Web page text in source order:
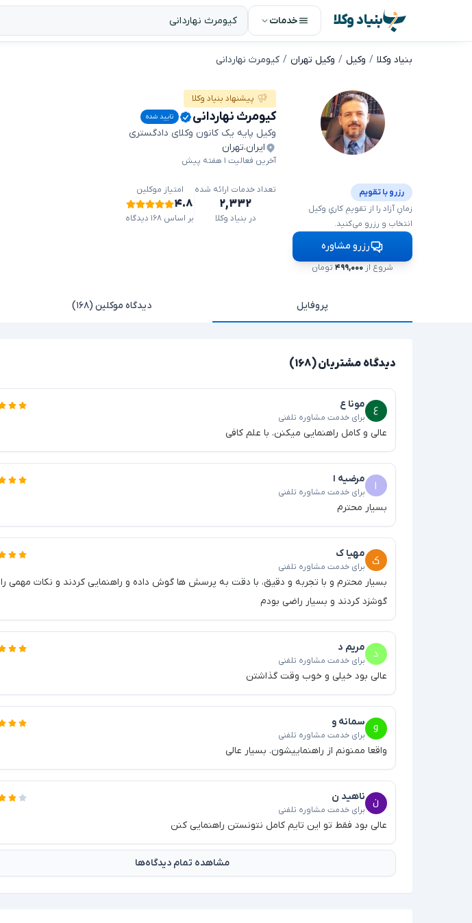
بنیاد وکلا خدمات
بنیاد وکلا وکیل وکیل تهران کیومرث نهاردانی
پیشنهاد بنیاد وکلا
کیومرث نهاردانی تایید شده
وکیل پایه یک کانون وکلای دادگستری
ایران،تهران
آخرین فعالیت ۱ هفته پیش
تعداد خدمات ارائه شده
۲,۳۳۲
در بنیاد وکلا
امتیاز موکلین
۴.۸
بر اساس ۱۶۸ دیدگاه
رزرو با تقویم
زمانِ آزاد را از تقویمِ کاریِ وکیل
انتخاب و رزرو می‌کنید.
رزرو مشاوره
شروع از ۴۹۹,۰۰۰ تومان
پروفایل دیدگاه موکلین (۱۶۸)
دیدگاه مشتریان (۱۶۸)
مونا ع
برای خدمت مشاوره تلفنی
عالی و کامل راهنمایی میکنن. با علم کافی
مرضیه ا
برای خدمت مشاوره تلفنی
بسیار محترم
مهیا ک
برای خدمت مشاوره تلفنی
بسیار محترم و با تجربه و دقیق، با دقت به پرسش ها گوش داده و راهنمایی کردند و نکات مهمی را
گوشزد کردند و بسیار راضی بودم
مریم د
برای خدمت مشاوره تلفنی
عالی بود خیلی و خوب وقت گذاشتن
سمانه و
برای خدمت مشاوره تلفنی
واقعا ممنونم از راهنماییشون. بسیار عالی
ناهید ن
برای خدمت مشاوره تلفنی
عالی بود فقط تو این تایم کامل نتونستن راهنمایی کنن
مشاهده تمام دیدگاه‌ها